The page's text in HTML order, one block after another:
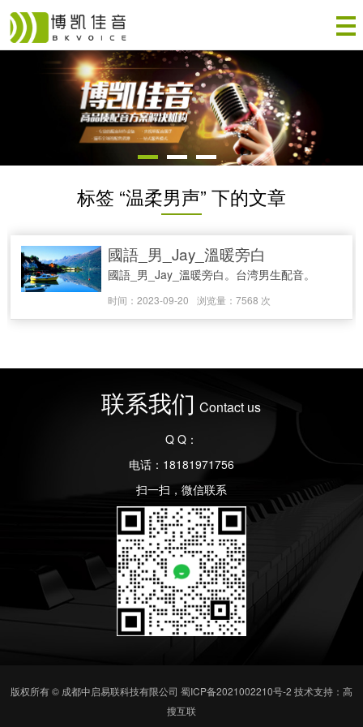
标签 “温柔男声” 下的文章
國語_男_Jay_溫暖旁白
國語_男_Jay_溫暖旁白。台湾男生配音。
时间：2023-09-20 浏览量：7568 次
联系我们 Contact us
Q Q：
电话：18181971756
扫一扫，微信联系
版权所有 © 成都中启易联科技有限公司 蜀ICP备2021002210号-2 技术支持：高
搜互联